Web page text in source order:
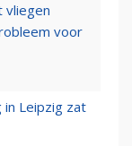
vliegen
voor
in Leipzig zat